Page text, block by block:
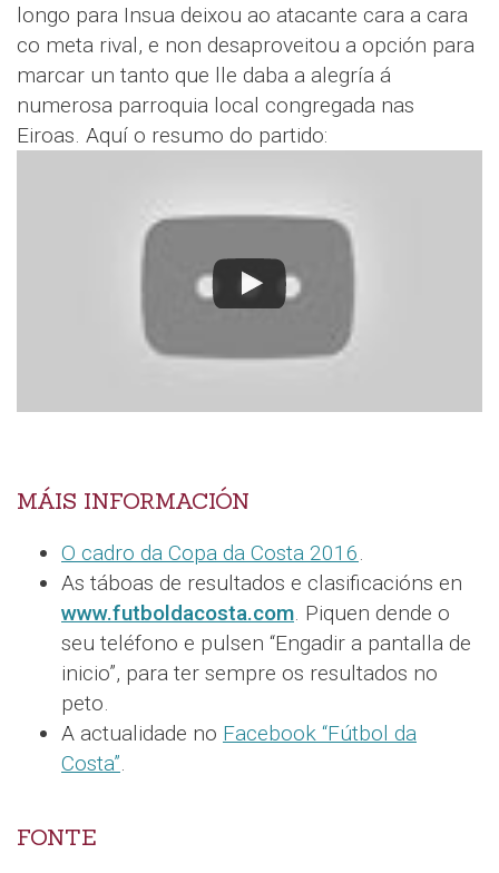
longo para Insua deixou ao atacante cara a cara
co meta rival, e non desaproveitou a opción para
marcar un tanto que lle daba a alegría á
numerosa parroquia local congregada nas
Eiroas. Aquí o resumo do partido:
MÁIS INFORMACIÓN
O cadro da Copa da Costa 2016.
As táboas de resultados e clasificacións en
www.futboldacosta.com. Piquen dende o
seu teléfono e pulsen “Engadir a pantalla de
inicio”, para ter sempre os resultados no
peto.
A actualidade no Facebook “Fútbol da
Costa”.
FONTE